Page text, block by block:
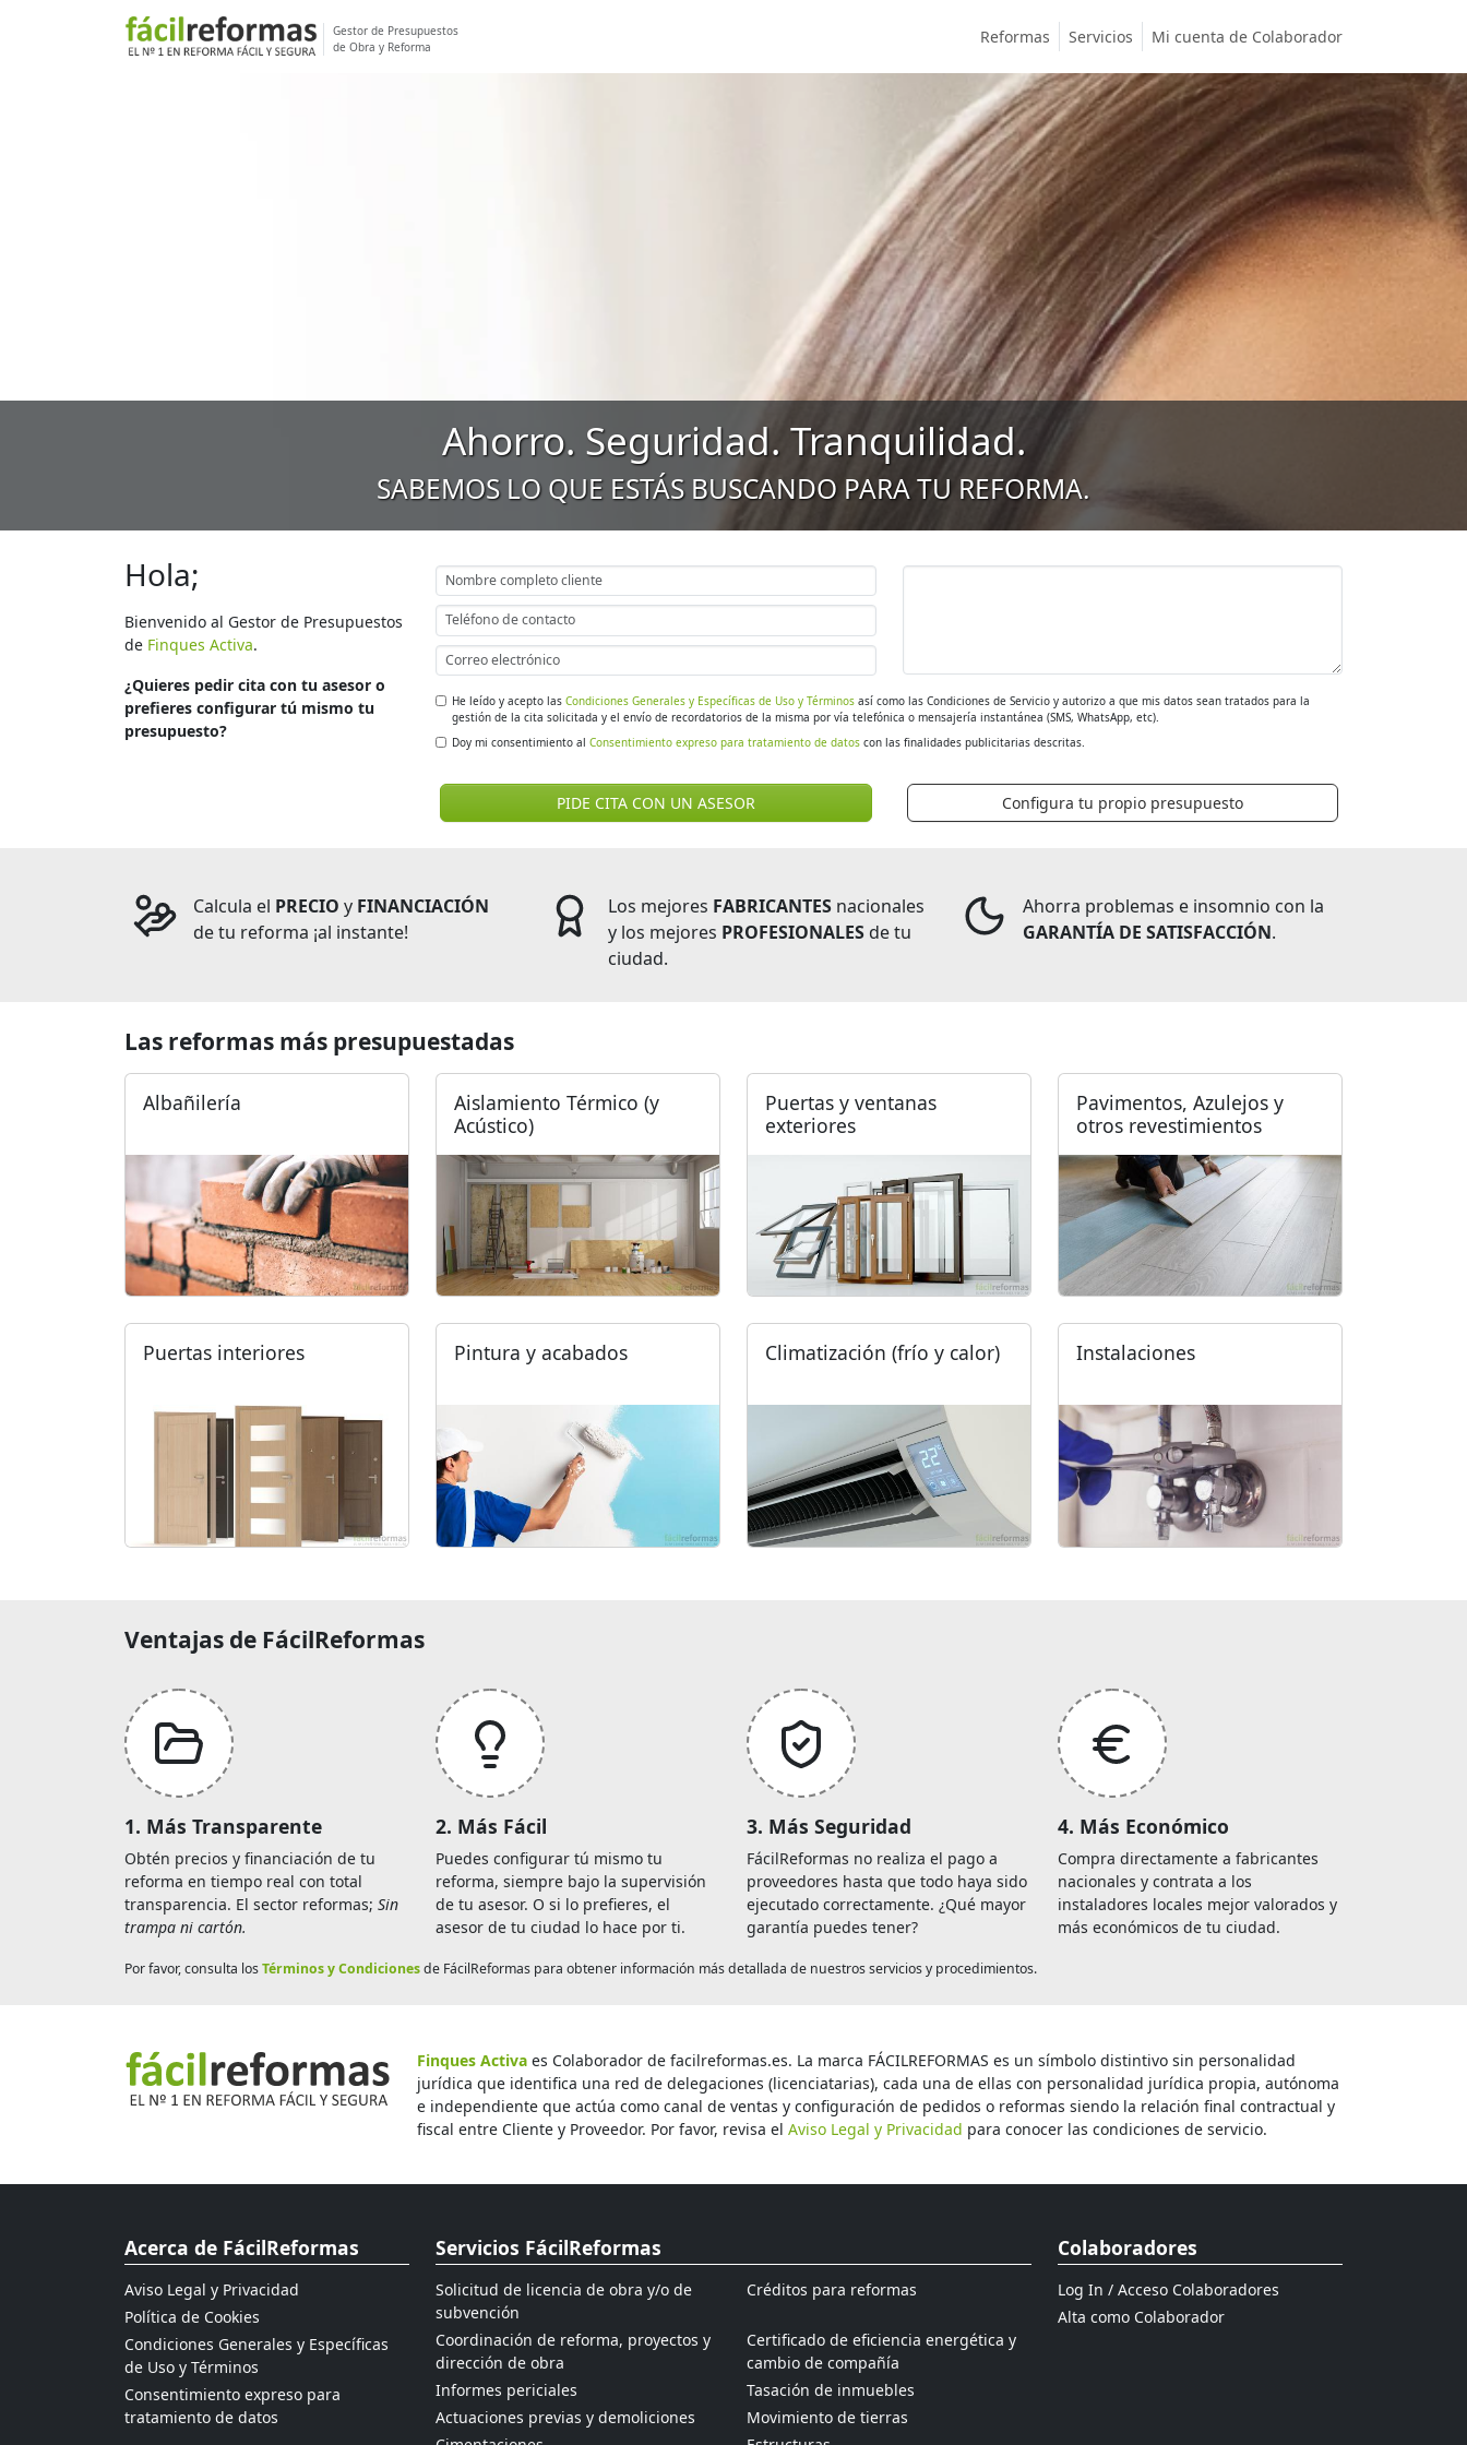
Gestor de Presupuestos
de Obra y Reforma
Reformas Servicios Mi cuenta de Colaborador
Ahorro. Seguridad. Tranquilidad.
SABEMOS LO QUE ESTÁS BUSCANDO PARA TU REFORMA.
Hola;
Bienvenido al Gestor de Presupuestos
de Finques Activa.
¿Quieres pedir cita con tu asesor o
prefieres configurar tú mismo tu
presupuesto?
He leído y acepto las Condiciones Generales y Específicas de Uso y Términos así como las Condiciones de Servicio y autorizo a que mis datos sean tratados para la
gestión de la cita solicitada y el envío de recordatorios de la misma por vía telefónica o mensajería instantánea (SMS, WhatsApp, etc).
Doy mi consentimiento al Consentimiento expreso para tratamiento de datos con las finalidades publicitarias descritas.
PIDE CITA CON UN ASESOR Configura tu propio presupuesto
Calcula el PRECIO y FINANCIACIÓN
de tu reforma ¡al instante!
Los mejores FABRICANTES nacionales
y los mejores PROFESIONALES de tu
ciudad.
Ahorra problemas e insomnio con la
GARANTÍA DE SATISFACCIÓN.
Las reformas más presupuestadas
Albañilería
Aislamiento Térmico (y
Acústico)
Puertas y ventanas
exteriores
Pavimentos, Azulejos y
otros revestimientos
Puertas interiores Pintura y acabados Climatización (frío y calor) Instalaciones
Ventajas de FácilReformas
1. Más Transparente
Obtén precios y financiación de tu
reforma en tiempo real con total
transparencia. El sector reformas; Sin
trampa ni cartón.
2. Más Fácil
Puedes configurar tú mismo tu
reforma, siempre bajo la supervisión
de tu asesor. O si lo prefieres, el
asesor de tu ciudad lo hace por ti.
3. Más Seguridad
FácilReformas no realiza el pago a
proveedores hasta que todo haya sido
ejecutado correctamente. ¿Qué mayor
garantía puedes tener?
4. Más Económico
Compra directamente a fabricantes
nacionales y contrata a los
instaladores locales mejor valorados y
más económicos de tu ciudad.
Por favor, consulta losTérminos y Condicionesde FácilReformas para obtener información más detallada de nuestros servicios y procedimientos.
Finques Activa es Colaborador de facilreformas.es. La marca FÁCILREFORMAS es un símbolo distintivo sin personalidad
jurídica que identifica una red de delegaciones (licenciatarias), cada una de ellas con personalidad jurídica propia, autónoma
e independiente que actúa como canal de ventas y configuración de pedidos o reformas siendo la relación final contractual y
fiscal entre Cliente y Proveedor. Por favor, revisa el Aviso Legal y Privacidad para conocer las condiciones de servicio.
Acerca de FácilReformas
Aviso Legal y Privacidad
Política de Cookies
Condiciones Generales y Específicas
de Uso y Términos
Consentimiento expreso para
tratamiento de datos
Servicios FácilReformas
Solicitud de licencia de obra y/o de
subvención
Créditos para reformas
Coordinación de reforma, proyectos y
dirección de obra
Certificado de eficiencia energética y
cambio de compañía
Informes periciales
Tasación de inmuebles
Actuaciones previas y demoliciones
Movimiento de tierras
Colaboradores
Log In / Acceso Colaboradores
Alta como Colaborador